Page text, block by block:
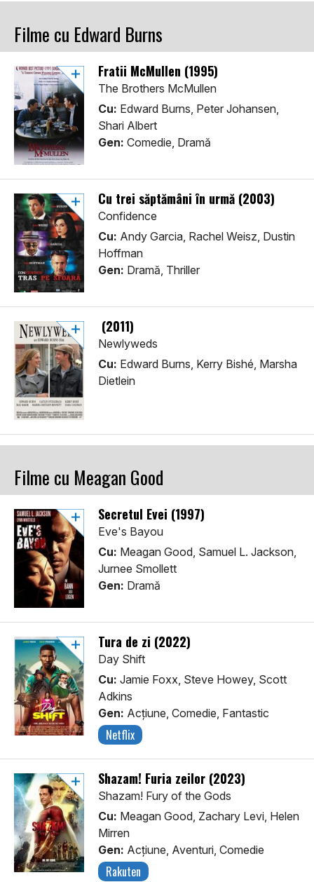
Filme cu Edward Burns
Fratii McMullen (1995)
The Brothers McMullen
Cu: Edward Burns, Peter Johansen,
Shari Albert
Gen: Comedie, Dramă
Cu trei săptămâni în urmă (2003)
Confidence
Cu: Andy Garcia, Rachel Weisz, Dustin
Hoffman
Gen: Dramă, Thriller
(2011)
Newlyweds
Cu: Edward Burns, Kerry Bishé, Marsha
Dietlein
Filme cu Meagan Good
Secretul Evei (1997)
Eve's Bayou
Cu: Meagan Good, Samuel L. Jackson,
Jurnee Smollett
Gen: Dramă
Tura de zi (2022)
Day Shift
Cu: Jamie Foxx, Steve Howey, Scott
Adkins
Gen: Acţiune, Comedie, Fantastic
Netflix
Shazam! Furia zeilor (2023)
Shazam! Fury of the Gods
Cu: Meagan Good, Zachary Levi, Helen
Mirren
Gen: Acţiune, Aventuri, Comedie
Rakuten